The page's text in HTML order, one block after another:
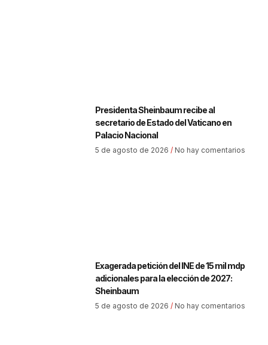
Presidenta Sheinbaum recibe al
secretario de Estado del Vaticano en
Palacio Nacional
5 de agosto de 2026 No hay comentarios
Exagerada petición del INE de 15 mil mdp
adicionales para la elección de 2027:
Sheinbaum
5 de agosto de 2026 No hay comentarios